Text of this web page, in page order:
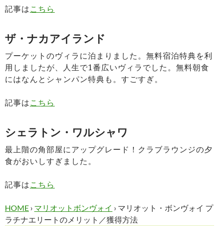
記事はこちら
ザ・ナカアイランド
プーケットのヴィラに泊まりました。無料宿泊特典を利
用しましたが、人生で1番広いヴィラでした。無料朝食
にはなんとシャンパン特典も。すごすぎ。
記事はこちら
シェラトン・ワルシャワ
最上階の角部屋にアップグレード！クラブラウンジの夕
食がおいしすぎました。
記事はこちら
HOME › マリオットボンヴォイ › マリオット・ボンヴォイ プ
ラチナエリートのメリット／獲得方法